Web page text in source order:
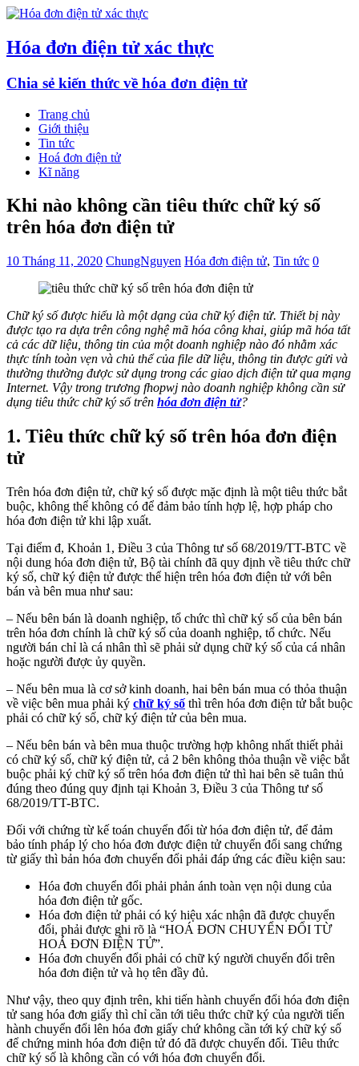
Hóa đơn điện tử xác thực
Chia sẻ kiến thức về hóa đơn điện tử
Trang chủ
Giới thiệu
Tin tức
Hoá đơn điện tử
Kĩ năng
Khi nào không cần tiêu thức chữ ký số
trên hóa đơn điện tử
10 Tháng 11, 2020 ChungNguyen Hóa đơn điện tử, Tin tức 0
Chữ ký số được hiểu là một dạng của chữ ký điện tử. Thiết bị này
được tạo ra dựa trên công nghệ mã hóa công khai, giúp mã hóa tất
cả các dữ liệu, thông tin của một doanh nghiệp nào đó nhằm xác
thực tính toàn vẹn và chủ thể của file dữ liệu, thông tin được gửi và
thường thường được sử dụng trong các giao dịch điện tử qua mạng
Internet. Vậy trong trương fhopwj nào doanh nghiệp không cần sử
dụng tiêu thức chữ ký số trên hóa đơn điện tử?
1. Tiêu thức chữ ký số trên hóa đơn điện
tử
Trên hóa đơn điện tử, chữ ký số được mặc định là một tiêu thức bắt
buộc, không thể không có để đảm bảo tính hợp lệ, hợp pháp cho
hóa đơn điện tử khi lập xuất.
Tại điểm đ, Khoản 1, Điều 3 của Thông tư số 68/2019/TT-BTC về
nội dung hóa đơn điện tử, Bộ tài chính đã quy định về tiêu thức chữ
ký số, chữ ký điện tử được thể hiện trên hóa đơn điện tử với bên
bán và bên mua như sau:
– Nếu bên bán là doanh nghiệp, tổ chức thì chữ ký số của bên bán
trên hóa đơn chính là chữ ký số của doanh nghiệp, tổ chức. Nếu
người bán chỉ là cá nhân thì sẽ phải sử dụng chữ ký số của cá nhân
hoặc người được ủy quyền.
– Nếu bên mua là cơ sở kinh doanh, hai bên bán mua có thỏa thuận
về việc bên mua phải ký chữ ký số thì trên hóa đơn điện tử bắt buộc
phải có chữ ký số, chữ ký điện tử của bên mua.
– Nếu bên bán và bên mua thuộc trường hợp không nhất thiết phải
có chữ ký số, chữ ký điện tử, cả 2 bên không thỏa thuận về việc bắt
buộc phải ký chữ ký số trên hóa đơn điện tử thì hai bên sẽ tuân thủ
đúng theo đúng quy định tại Khoản 3, Điều 3 của Thông tư số
68/2019/TT-BTC.
Đối với chứng từ kế toán chuyển đổi từ hóa đơn điện tử, để đảm
bảo tính pháp lý cho hóa đơn được điện tử chuyển đổi sang chứng
từ giấy thì bản hóa đơn chuyển đổi phải đáp ứng các điều kiện sau:
Hóa đơn chuyển đổi phải phản ánh toàn vẹn nội dung của
hóa đơn điện tử gốc.
Hóa đơn điện tử phải có ký hiệu xác nhận đã được chuyển
đổi, phải được ghi rõ là “HOÁ ĐƠN CHUYỂN ĐỔI TỪ
HOÁ ĐƠN ĐIỆN TỬ”.
Hóa đơn chuyển đổi phải có chữ ký người chuyển đổi trên
hóa đơn điện tử và họ tên đầy đủ.
Như vậy, theo quy định trên, khi tiến hành chuyển đổi hóa đơn điện
tử sang hóa đơn giấy thì chỉ cần tới tiêu thức chữ ký của người tiến
hành chuyển đổi lên hóa đơn giấy chứ không cần tới ký chữ ký số
để chứng minh hóa đơn điện tử đó đã được chuyển đổi. Tiêu thức
chữ ký số là không cần có với hóa đơn chuyển đổi.